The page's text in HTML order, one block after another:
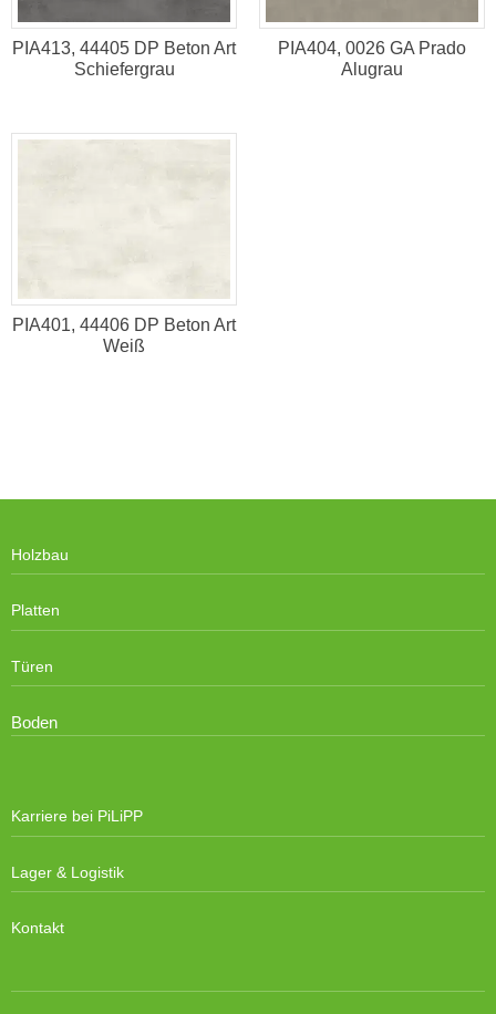
PIA413, 44405 DP Beton Art
Schiefergrau
PIA404, 0026 GA Prado
Alugrau
PIA401, 44406 DP Beton Art
Weiß
Holzbau
Platten
Türen
Boden
Karriere bei PiLiPP
Lager & Logistik
Kontakt